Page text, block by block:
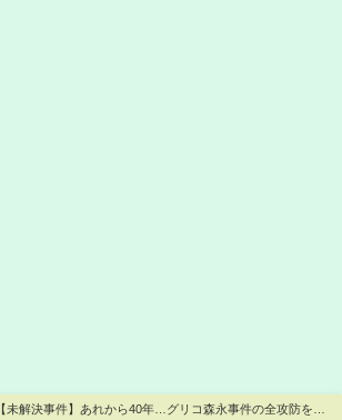
【未解決事件】あれから40年…グリコ森永事件の全攻防を詳